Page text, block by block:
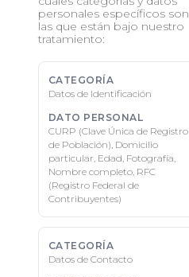
personales específicos son
las que están bajo nuestro
tratamiento:
Datos de Identificación
CURP (Clave Única de Registro
de Población), Domicilio
particular, Edad, Fotografía,
Nombre completo, RFC
(Registro Federal de
Contribuyentes)
Datos de Contacto